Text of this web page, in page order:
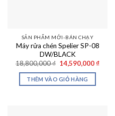
SẢN PHẨM MỚI-BÁN CHẠY
Máy rửa chén Spelier SP-08
DW/BLACK
18,800,000₫ Giá
gốc
là:
18,800,000 ₫.
14,590,000 ₫Giá
THÊM VÀO GIỎ HÀNG